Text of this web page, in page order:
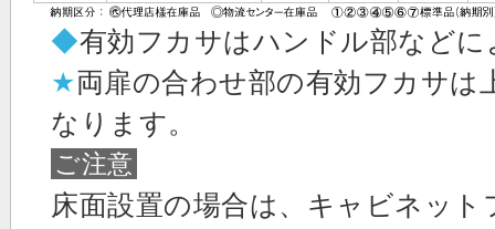
◆有効フカサはハンドル部など
★両扉の合わせ部の有効フカサは
なります。
ご注意
床面設置の場合は、キャビネッ